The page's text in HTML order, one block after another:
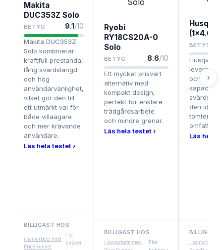
Makita
DUC353Z Solo
BETYG 9.1/10
Makita DUC353Z
Solo kombinerar
kraftfull prestanda,
lång svärdslängd
och hög
användarvänlighet,
vilket gör den till
ett utmärkt val för
både villaägare
och mer krävande
användare.
Läs hela testet ›
BILLIGAST HOS
i samarbete med
PriceRunner
Fler
butiker
Ryobi
RY18CS20A-0
Solo
BETYG 8.6/10
Ett mycket prisvärt
alternativ med
kompakt design,
perfekt för enklare
trädgårdsarbete
och mindre grenar.
Läs hela testet ›
BILLIGAST HOS
i samarbete med
Fler
BETYG
levereras
och
kapacitet
den
tomter
Läs hela
BILLIGAST
i samarbete
›